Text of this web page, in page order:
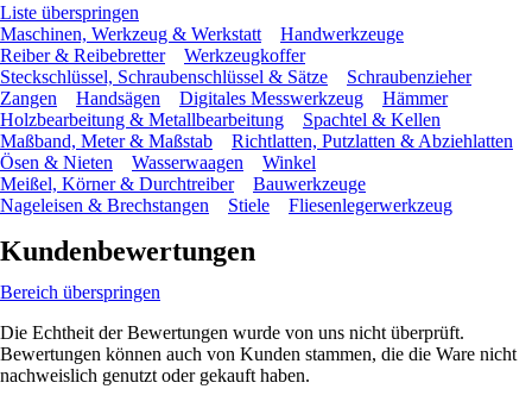
Liste überspringen
Maschinen, Werkzeug & Werkstatt
Handwerkzeuge
Reiber & Reibebretter
Werkzeugkoffer
Steckschlüssel, Schraubenschlüssel & Sätze
Schraubenzieher
Zangen
Handsägen Digitales Messwerkzeug
Hämmer
Holzbearbeitung & Metallbearbeitung
Spachtel & Kellen
Maßband, Meter & Maßstab
Richtlatten, Putzlatten & Abziehlatten
Ösen & Nieten
Wasserwaagen
Winkel
Meißel, Körner & Durchtreiber
Bauwerkzeuge
Nageleisen & Brechstangen
Stiele Fliesenlegerwerkzeug
Kundenbewertungen
Bereich überspringen
Die Echtheit der Bewertungen wurde von uns nicht überprüft.
Bewertungen können auch von Kunden stammen, die die Ware nicht
nachweislich genutzt oder gekauft haben.